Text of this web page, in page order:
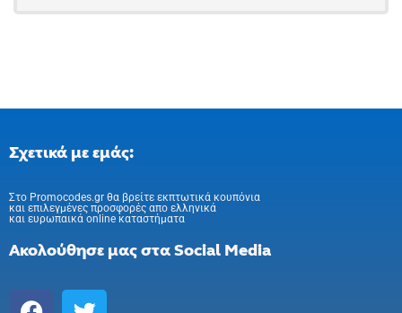
Σχετικά με εμάς:
Στo Promocodes.gr θα βρείτε εκπτωτικά κουπόνια
και επιλεγμένες προσφορές απο ελληνικά
και ευρωπαικά online καταστήματα
Ακολούθησε μας στα Social Media